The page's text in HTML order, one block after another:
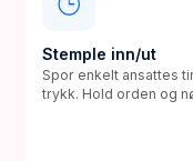
Stemple inn/ut
Spor enkelt ansattes
trykk. Hold orden og